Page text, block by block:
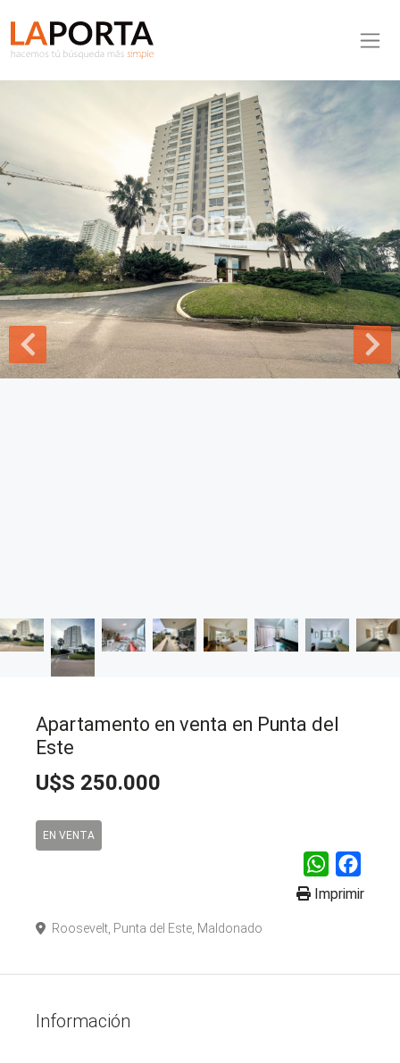
Inicio
Apartamento ID.39 - Apartamento en venta en Punta del Este
Apartamento en venta en Punta del
Este
U$S 250.000
EN VENTA
WhatsApp
Imprimir
Roosevelt, Punta del Este, Maldonado
Información